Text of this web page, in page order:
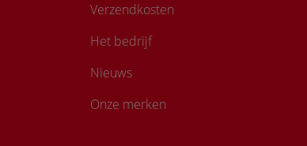
Verzendkosten
Het bedrijf
Nieuws
Onze merken